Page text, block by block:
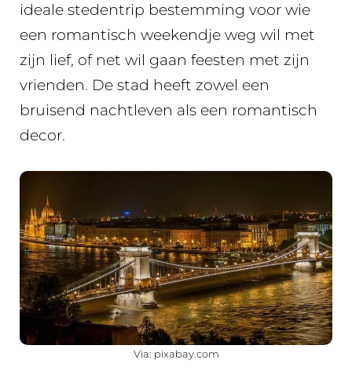
ideale stedentrip bestemming voor wie
een romantisch weekendje weg wil met
zijn lief, of net wil gaan feesten met zijn
vrienden. De stad heeft zowel een
bruisend nachtleven als een romantisch
decor.
Via: pixabay.com